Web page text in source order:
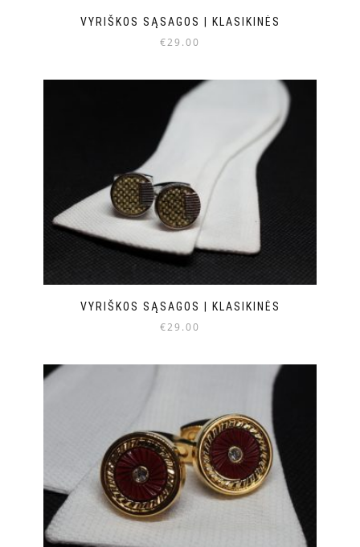
VYRIŠKOS SĄSAGOS | KLASIKINĖS
€29.00
VYRIŠKOS SĄSAGOS | KLASIKINĖS
€29.00